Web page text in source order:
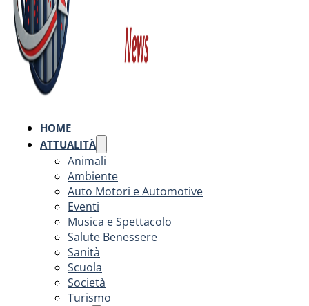
HOME
ATTUALITÀ
Animali
Ambiente
Auto Motori e Automotive
Eventi
Musica e Spettacolo
Salute Benessere
Sanità
Scuola
Società
Turismo